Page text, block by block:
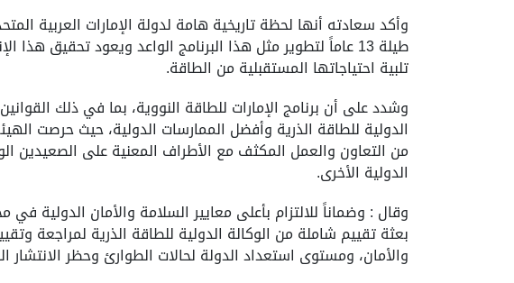
وأكد سعادته أنها لحظة تاريخية هامة لدولة الإمارات العربية
طيلة 13 عاماً لتطوير مثل هذا البرنامج الواعد ويعود تحقيق
تلبية احتياجاتها المستقبلية من الطاقة.
وشدد على أن برنامج الإمارات للطاقة النووية، بما في ذلك
الدولية للطاقة الذرية وأفضل الممارسات الدولية، حيث حرصت
من التعاون والعمل المكثف مع الأطراف المعنية على الصعيدين
الدولية الأخرى.
بعثة تقييم شاملة من الوكالة الدولية للطاقة الذرية لمراجعة
والأمان، ومستوى استعداد الدولة لحالات الطوارئ وحظر الانتشار